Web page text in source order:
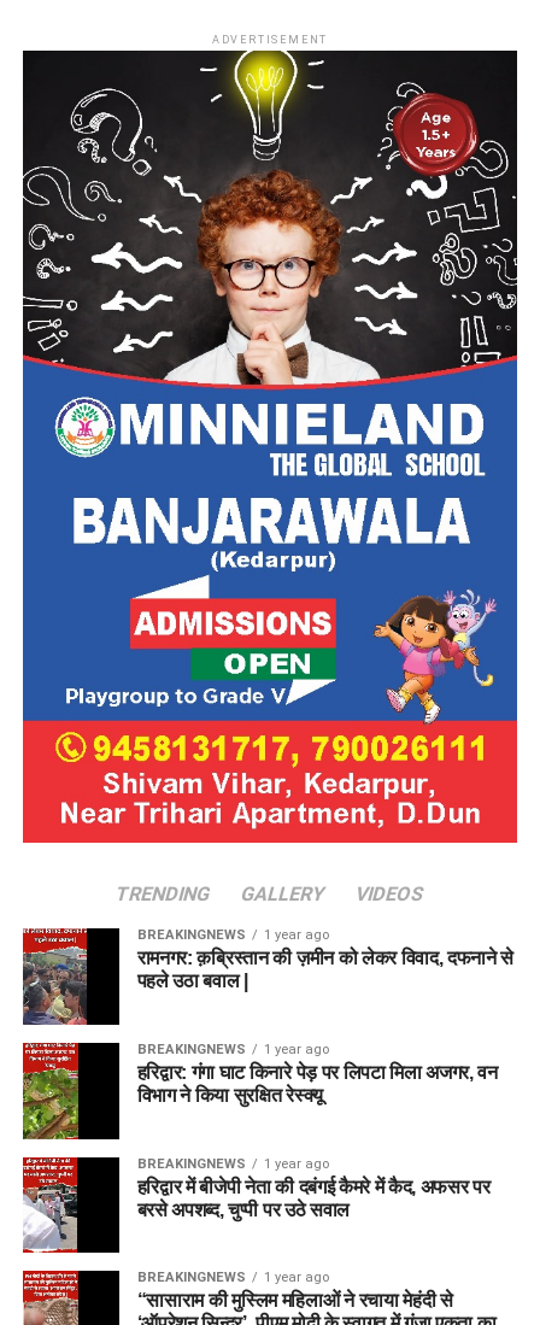
ADVERTISEMENT
TRENDING GALLERY VIDEOS
BREAKINGNEWS 1 year ago
रामनगर: क़ब्रिस्तान की ज़मीन को लेकर विवाद, दफनाने से
पहले उठा बवाल |
BREAKINGNEWS 1 year ago
हरिद्वार: गंगा घाट किनारे पेड़ पर लिपटा मिला अजगर, वन
विभाग ने किया सुरक्षित रेस्क्यू
BREAKINGNEWS 1 year ago
हरिद्वार में बीजेपी नेता की दबंगई कैमरे में कैद, अफसर पर
बरसे अपशब्द, चुप्पी पर उठे सवाल
BREAKINGNEWS 1 year ago
“सासाराम की मुस्लिम महिलाओं ने रचाया मेहंदी से